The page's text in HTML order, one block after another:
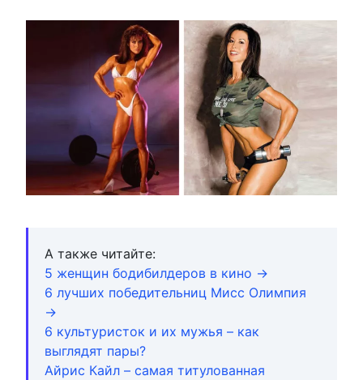
А также читайте:
5 женщин бодибилдеров в кино →
6 лучших победительниц Мисс Олимпия
→
6 культуристок и их мужья – как
выглядят пары?
Айрис Кайл – самая титулованная